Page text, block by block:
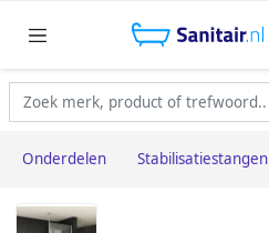
Onderdelen Stabilisatiestangen